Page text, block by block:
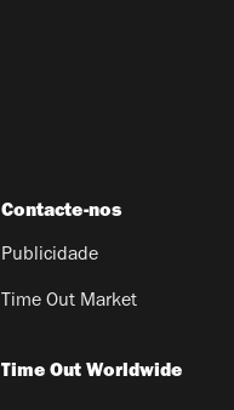
Contacte-nos
Publicidade
Time Out Market
Time Out Worldwide